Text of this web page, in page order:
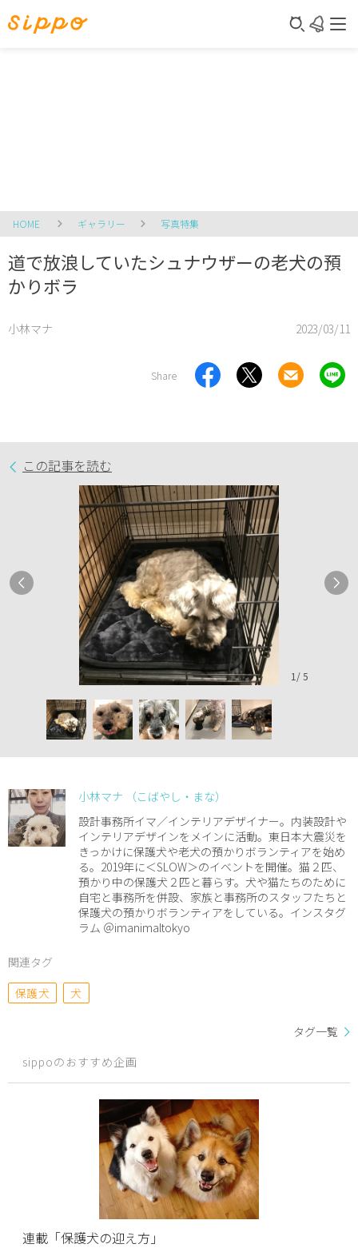
HOME ギャラリー 写真特集
道で放浪していたシュナウザーの老犬の預
かりボラ
小林マナ 2023/03/11
Share
この記事を読む
1 /5
小林マナ （こばやし・まな）
設計事務所イマ／インテリアデザイナー。内装設計や
インテリアデザインをメインに活動。東日本大震災を
きっかけに保護犬や老犬の預かりボランティアを始め
る。2019年に＜SLOW＞のイベントを開催。猫２匹、
預かり中の保護犬２匹と暮らす。犬や猫たちのために
自宅と事務所を併設、家族と事務所のスタッフたちと
保護犬の預かりボランティアをしている。インスタグ
ラム ＠imanimaltokyo
関連タグ
保護犬
犬
タグ一覧
sippoのおすすめ企画
連載「保護犬の迎え方」